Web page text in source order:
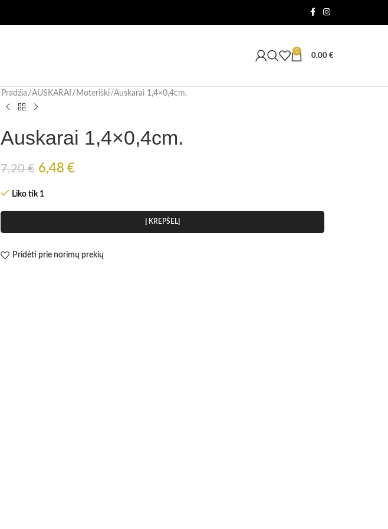
0
0,00 €
Pradžia AUSKARAI Moteriški Auskarai 1,4×0,4cm.
Auskarai 1,4×0,4cm.
7,20€ 6,48 €
Liko tik 1
Į KREPŠELĮ
Pridėti prie norimų prekių